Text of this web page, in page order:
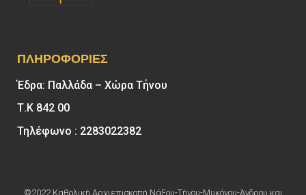
ΠΛΗΡΟΦΟΡΊΕΣ
Έδρα: Παλλάδα – Χώρα Τήνου
Τ.Κ 842 00
Τηλέφωνο : 2283022382
©2022 Καθολική Αρχιεπισκοπή Νάξου-Τήνου-Μυκόνου-Άνδρου και